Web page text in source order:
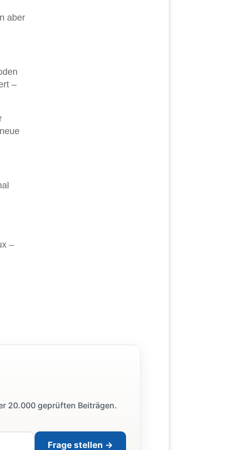
aber
–
–
20.000 geprüften Beiträgen.
Frage stellen →